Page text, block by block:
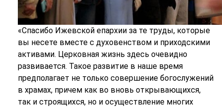
«Спасибо Ижевской епархии за те труды, которые
вы несете вместе с духовенством и приходскими
активами. Церковная жизнь здесь очевидно
развивается. Такое развитие в наше время
предполагает не только совершение богослужений
в храмах, причем как во вновь открывающихся,
так и строящихся, но и осуществление многих